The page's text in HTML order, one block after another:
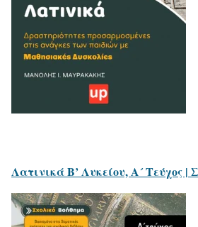
Λατινικά Β’ Λυκείου, Α´ Τεύχος |